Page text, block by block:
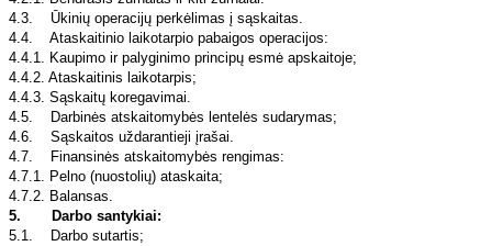
4.3. Ūkinių operacijų perkėlimas į sąskaitas.
4.4. Ataskaitinio laikotarpio pabaigos operacijos:
4.4.1. Kaupimo ir palyginimo principų esmė apskaitoje;
4.4.2. Ataskaitinis laikotarpis;
4.4.3. Sąskaitų koregavimai.
4.5. Darbinės atskaitomybės lentelės sudarymas;
4.6. Sąskaitos uždarantieji įrašai.
4.7. Finansinės atskaitomybės rengimas:
4.7.1. Pelno (nuostolių) ataskaita;
4.7.2. Balansas.
5. Darbo santykiai:
5.1. Darbo sutartis;